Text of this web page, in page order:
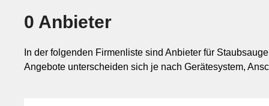
wiederkehrende Reinigungsaufgaben geeignet sind.
Abgrenzung zu Filtern, Säcken und
0 Anbieter
In der folgenden Firmenliste sind Anbieter für
Angebote unterscheiden sich je nach Gerätesystem,